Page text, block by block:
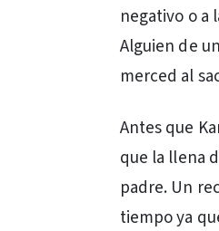
negativo o a
Alguien de
merced al
Antes que
que la llena
padre. Un
tiempo ya